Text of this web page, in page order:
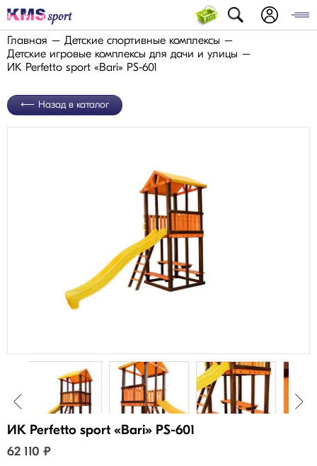
Главная
Детские спортивные комплексы
Детские игровые комплексы для дачи и улицы
ИК Perfetto sport «Bari» PS-601
Назад в каталог
ИК Perfetto sport «Bari» PS-601
62 110 ₽